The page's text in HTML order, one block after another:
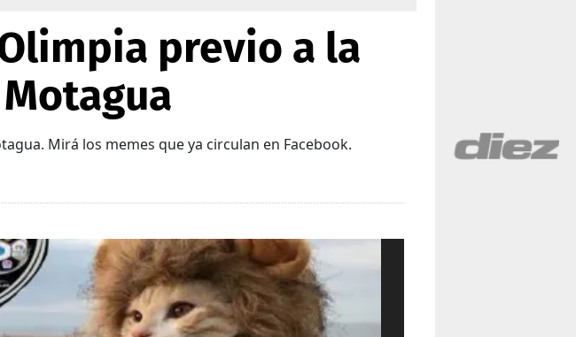
previo a la
Mirá los memes que ya circulan en Facebook.